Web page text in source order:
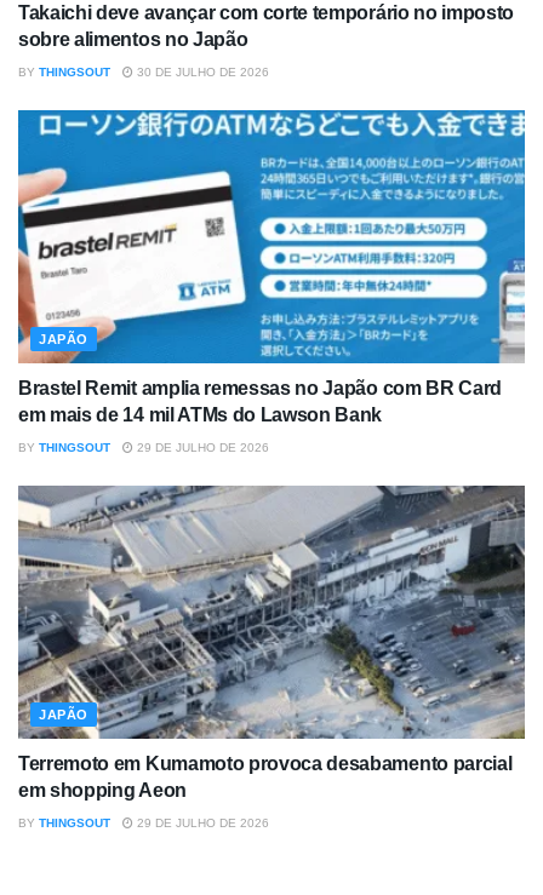
Takaichi deve avançar com corte temporário no imposto
sobre alimentos no Japão
BY THINGSOUT 30 DE JULHO DE 2026
JAPÃO
Brastel Remit amplia remessas no Japão com BR Card
em mais de 14 mil ATMs do Lawson Bank
BY THINGSOUT 29 DE JULHO DE 2026
JAPÃO
Terremoto em Kumamoto provoca desabamento parcial
em shopping Aeon
BY THINGSOUT 29 DE JULHO DE 2026